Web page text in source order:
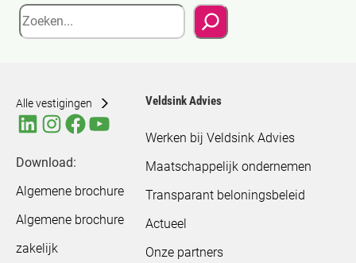
Zoeken
Alle vestigingen
Download:
Algemene brochure
Algemene brochure
zakelijk
Veldsink Advies
Werken bij Veldsink Advies
Maatschappelijk ondernemen
Transparant beloningsbeleid
Actueel
Onze partners